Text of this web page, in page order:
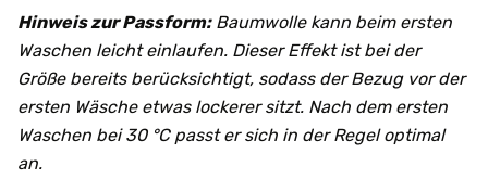
Hinweis zur Passform:Baumwolle kann beim ersten
Waschen leicht einlaufen. Dieser Effekt ist bei der
Größe bereits berücksichtigt, sodass der Bezug vor der
ersten Wäsche etwas lockerer sitzt. Nach dem ersten
Waschen bei 30 °C passt er sich in der Regel optimal
an.